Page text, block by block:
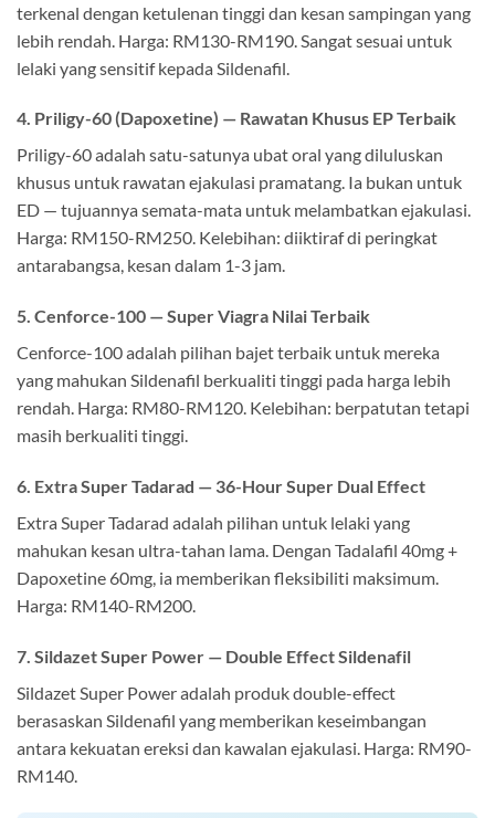
terkenal dengan ketulenan tinggi dan kesan sampingan yang
lebih rendah. Harga: RM130-RM190. Sangat sesuai untuk
lelaki yang sensitif kepada Sildenafil.
4. Priligy-60 (Dapoxetine) — Rawatan Khusus EP Terbaik
Priligy-60 adalah satu-satunya ubat oral yang diluluskan
khusus untuk rawatan ejakulasi pramatang. Ia bukan untuk
ED — tujuannya semata-mata untuk melambatkan ejakulasi.
Harga: RM150-RM250. Kelebihan: diiktiraf di peringkat
antarabangsa, kesan dalam 1-3 jam.
5. Cenforce-100 — Super Viagra Nilai Terbaik
Cenforce-100 adalah pilihan bajet terbaik untuk mereka
yang mahukan Sildenafil berkualiti tinggi pada harga lebih
rendah. Harga: RM80-RM120. Kelebihan: berpatutan tetapi
masih berkualiti tinggi.
6. Extra Super Tadarad — 36-Hour Super Dual Effect
Extra Super Tadarad adalah pilihan untuk lelaki yang
mahukan kesan ultra-tahan lama. Dengan Tadalafil 40mg +
Dapoxetine 60mg, ia memberikan fleksibiliti maksimum.
Harga: RM140-RM200.
7. Sildazet Super Power — Double Effect Sildenafil
Sildazet Super Power adalah produk double-effect
berasaskan Sildenafil yang memberikan keseimbangan
antara kekuatan ereksi dan kawalan ejakulasi. Harga: RM90-
RM140.